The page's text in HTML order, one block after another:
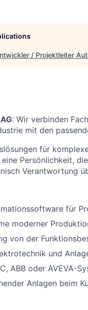
/ Projektleiter
: Wir verbinden
mit den
für
Persönlichkeit,
Verantwortung
für
moderner
von der
und
ABB oder AVEVA-
Anlagen beim